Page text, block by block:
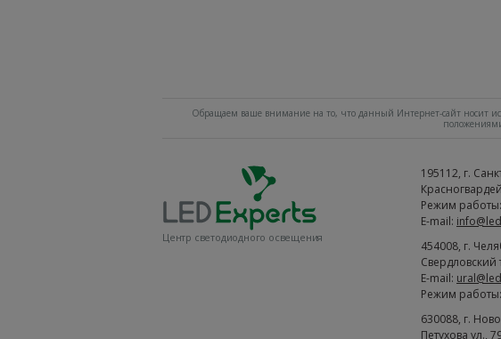
Обращаем ваше внимание на то, что данный Интернет-сайт носит
Центр светодиодного освещения
195112, г.
Режим
E-mail:
454008, г.
Свердловский
E-mail:
Режим
630088, г.
Петухова ул.,